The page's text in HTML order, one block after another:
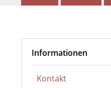
Informationen
Kontakt